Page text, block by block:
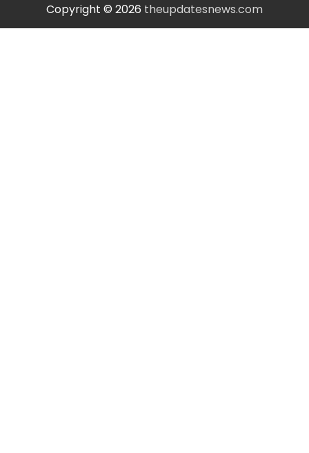
Copyright © 2026 theupdatesnews.com